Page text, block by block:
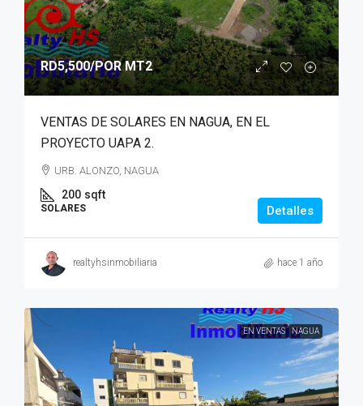
RD5,500/POR MT2
VENTAS DE SOLARES EN NAGUA, EN EL
PROYECTO UAPA 2.
URB. ALONZO, NAGUA
200 sqft
SOLARES Detalles
realtyhsinmobiliaria hace 1 año
EN VENTAS NAGUA